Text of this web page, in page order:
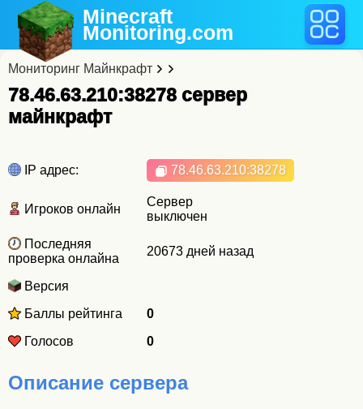
Minecraft
Monitoring.com
Мониторинг Майнкрафт
78.46.63.210:38278 cервер
майнкрафт
IP адрес: 78.46.63.210:38278
Игроков онлайн
Сервер
выключен
Последняя
проверка онлайна
20673 дней назад
Версия
Баллы рейтинга
0
Голосов
0
Описание сервера